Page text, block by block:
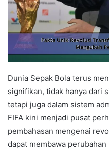
Dunia Sepak Bola terus
signifikan, tidak hanya dari
tetapi juga dalam sistem
FIFA kini menjadi pusat
pembahasan mengenai
dapat membawa